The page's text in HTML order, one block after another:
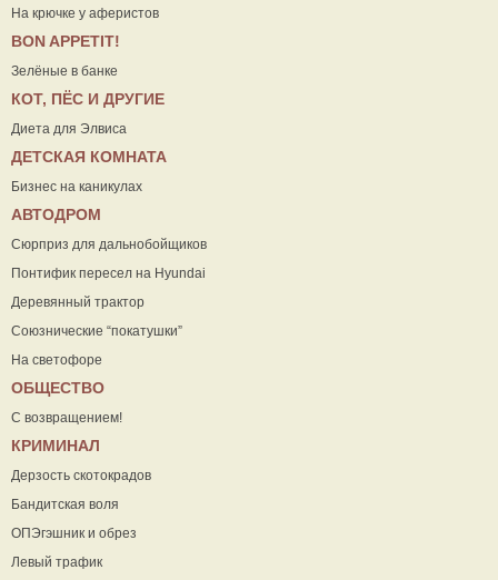
На крючке у аферистов
ВON APPETIT!
Зелёные в банке
КОТ, ПЁС И ДРУГИЕ
Диета для Элвиса
ДЕТСКАЯ КОМНАТА
Бизнес на каникулах
АВТОДРОМ
Сюрприз для дальнобойщиков
Понтифик пересел на Hyundai
Деревянный трактор
Союзнические “покатушки”
На светофоре
ОБЩЕСТВО
С возвращением!
КРИМИНАЛ
Дерзость скотокрадов
Бандитская воля
ОПЭгэшник и обрез
Левый трафик